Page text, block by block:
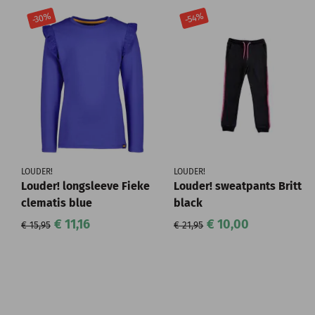
-30%
LOUDER!
Louder! longsleeve Fieke
clematis blue
€ 15,95 € 11,16
-54%
LOUDER!
Louder! sweatpants Britt
black
€ 21,95 € 10,00